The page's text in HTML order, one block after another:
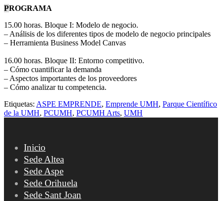
PROGRAMA
15.00 horas. Bloque I: Modelo de negocio.
– Análisis de los diferentes tipos de modelo de negocio principales
– Herramienta Business Model Canvas
16.00 horas. Bloque II: Entorno competitivo.
– Cómo cuantificar la demanda
– Aspectos importantes de los proveedores
– Cómo analizar tu competencia.
Etiquetas: ASPE EMPRENDE, Emprende UMH, Parque Científico
de la UMH, PCUMH, PCUMH Arts, UMH
Inicio
Sede Altea
Sede Aspe
Sede Orihuela
Sede Sant Joan